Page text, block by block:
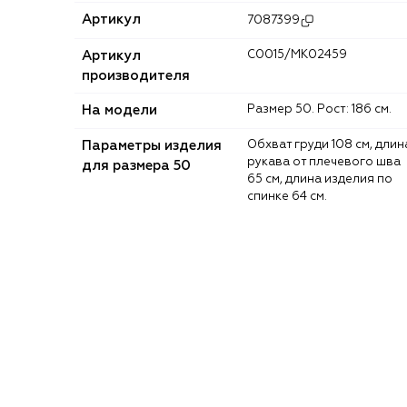
Артикул 7087399
Артикул
производителя
C0015/MK02459
На модели Размер 50. Рост: 186 см.
Параметры изделия
для размера 50
Обхват груди 108 см, длина
рукава от плечевого шва
65 см, длина изделия по
спинке 64 см.